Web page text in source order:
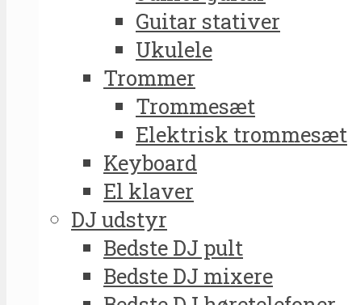
Guitar stativer
Ukulele
Trommer
Trommesæt
Elektrisk trommesæt
Keyboard
El klaver
DJ udstyr
Bedste DJ pult
Bedste DJ mixere